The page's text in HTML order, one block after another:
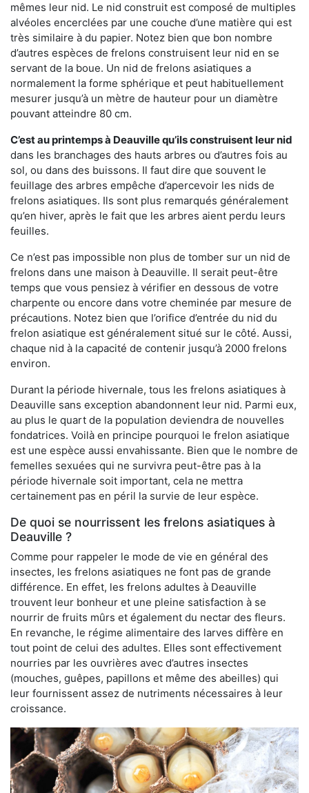
mêmes leur nid. Le nid construit est composé de multiples
alvéoles encerclées par une couche d’une matière qui est
très similaire à du papier. Notez bien que bon nombre
d’autres espèces de frelons construisent leur nid en se
servant de la boue. Un nid de frelons asiatiques a
normalement la forme sphérique et peut habituellement
mesurer jusqu’à un mètre de hauteur pour un diamètre
pouvant atteindre 80 cm.
C’est au printemps à Deauville qu’ils construisent leur nid
dans les branchages des hauts arbres ou d’autres fois au
sol, ou dans des buissons. Il faut dire que souvent le
feuillage des arbres empêche d’apercevoir les nids de
frelons asiatiques. Ils sont plus remarqués généralement
qu’en hiver, après le fait que les arbres aient perdu leurs
feuilles.
Ce n’est pas impossible non plus de tomber sur un nid de
frelons dans une maison à Deauville. Il serait peut-être
temps que vous pensiez à vérifier en dessous de votre
charpente ou encore dans votre cheminée par mesure de
précautions. Notez bien que l’orifice d’entrée du nid du
frelon asiatique est généralement situé sur le côté. Aussi,
chaque nid à la capacité de contenir jusqu’à 2000 frelons
environ.
Durant la période hivernale, tous les frelons asiatiques à
Deauville sans exception abandonnent leur nid. Parmi eux,
au plus le quart de la population deviendra de nouvelles
fondatrices. Voilà en principe pourquoi le frelon asiatique
est une espèce aussi envahissante. Bien que le nombre de
femelles sexuées qui ne survivra peut-être pas à la
période hivernale soit important, cela ne mettra
certainement pas en péril la survie de leur espèce.
De quoi se nourrissent les frelons asiatiques à
Deauville ?
Comme pour rappeler le mode de vie en général des
insectes, les frelons asiatiques ne font pas de grande
différence. En effet, les frelons adultes à Deauville
trouvent leur bonheur et une pleine satisfaction à se
nourrir de fruits mûrs et également du nectar des fleurs.
En revanche, le régime alimentaire des larves diffère en
tout point de celui des adultes. Elles sont effectivement
nourries par les ouvrières avec d’autres insectes
(mouches, guêpes, papillons et même des abeilles) qui
leur fournissent assez de nutriments nécessaires à leur
croissance.